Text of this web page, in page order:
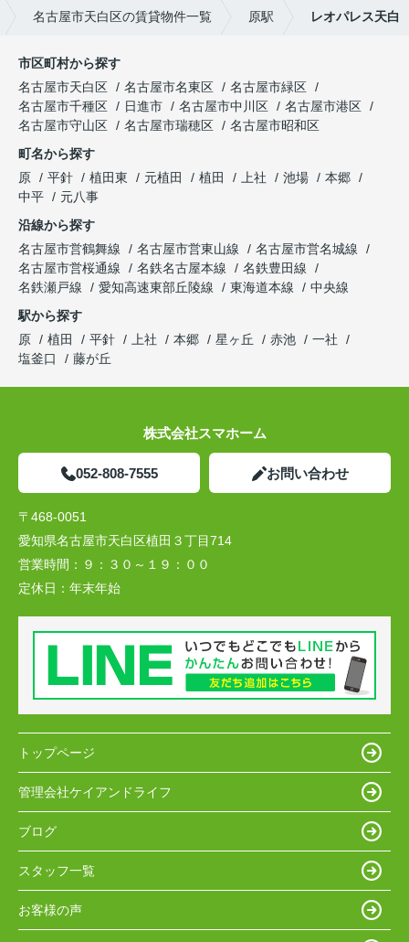
名古屋市天白区の賃貸物件一覧 原駅 レオパレス天白
市区町村から探す
名古屋市天白区
名古屋市名東区
名古屋市緑区
名古屋市千種区
日進市 名古屋市中川区
名古屋市港区
名古屋市守山区
名古屋市瑞穂区
名古屋市昭和区
町名から探す
原
平針 植田東 元植田 植田 上社 池場
本郷
中平
元八事
沿線から探す
名古屋市営鶴舞線
名古屋市営東山線
名古屋市営名城線
名古屋市営桜通線
名鉄名古屋本線
名鉄豊田線
名鉄瀬戸線
愛知高速東部丘陵線 東海道本線
中央線
駅から探す
原
植田 平針 上社 本郷 星ヶ丘 赤池
一社
塩釜口
藤が丘
株式会社スマホーム
052-808-7555 お問い合わせ
〒468-0051
愛知県名古屋市天白区植田３丁目714
営業時間： ９：３０～１９：００
定休日： 年末年始
トップページ
管理会社ケイアンドライフ
ブログ
スタッフ一覧
お客様の声